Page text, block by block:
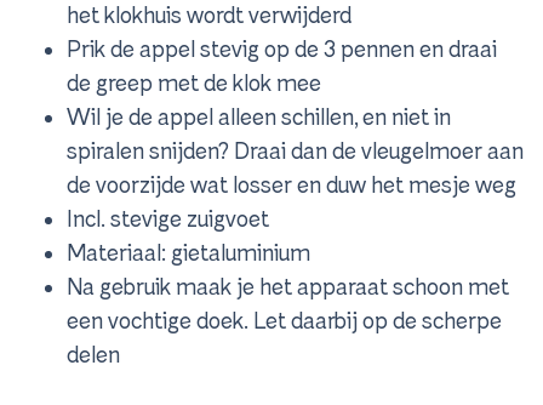
het klokhuis wordt verwijderd
Prik de appel stevig op de 3 pennen en draai
de greep met de klok mee
Wil je de appel alleen schillen, en niet in
spiralen snijden? Draai dan de vleugelmoer aan
de voorzijde wat losser en duw het mesje weg
Incl. stevige zuigvoet
Materiaal: gietaluminium
Na gebruik maak je het apparaat schoon met
een vochtige doek. Let daarbij op de scherpe
delen